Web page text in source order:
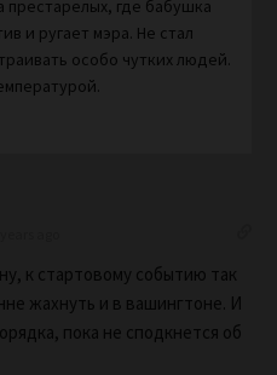
где бабушка
и ругает мэра. Не стал
особо чутких людей.
к стартовому событию так
жахнуть и в вашингтоне. И
пока не сподкнется об